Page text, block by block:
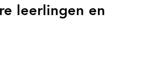
leerlingen en